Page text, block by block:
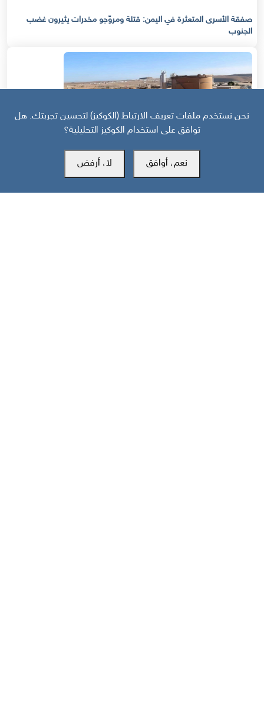
صفقة الأسرى المتعثرة في اليمن: قتلة ومروّجو مخدرات يثيرون غضب
الجنوب
نحن نستخدم ملفات تعريف الارتباط (الكوكيز) لتحسين تجربتك. هل
توافق على استخدام الكوكيز التحليلية؟
نعم، أوافق لا، أرفض